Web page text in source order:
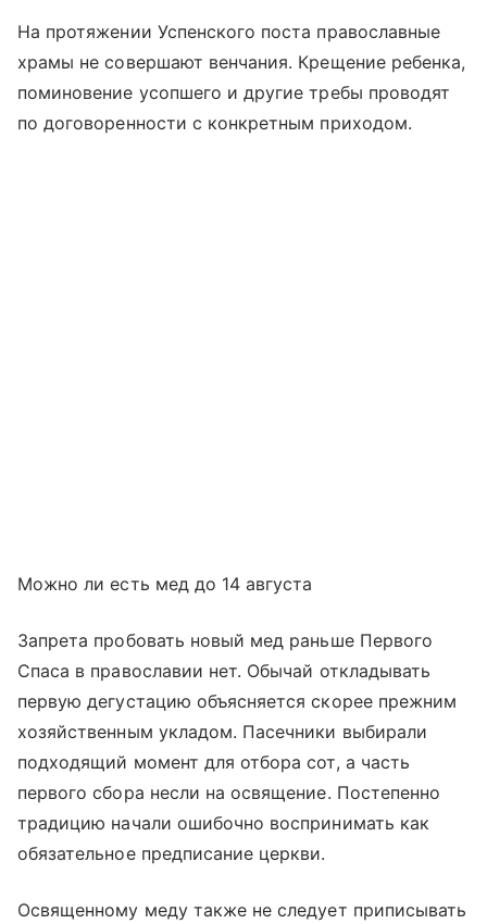
На протяжении Успенского поста православные
храмы не совершают венчания. Крещение ребенка,
поминовение усопшего и другие требы проводят
по договоренности с конкретным приходом.
Можно ли есть мед до 14 августа
Запрета пробовать новый мед раньше Первого
Спаса в православии нет. Обычай откладывать
первую дегустацию объясняется скорее прежним
хозяйственным укладом. Пасечники выбирали
подходящий момент для отбора сот, а часть
первого сбора несли на освящение. Постепенно
традицию начали ошибочно воспринимать как
обязательное предписание церкви.
Освященному меду также не следует приписывать